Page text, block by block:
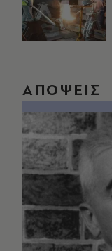
ΑΠΟΨΕΙΣ